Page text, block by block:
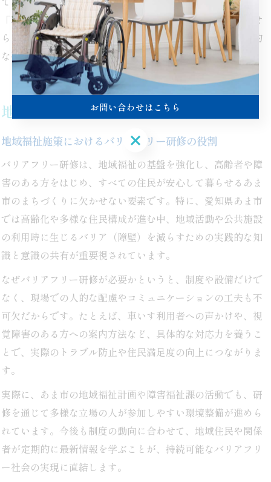
「現場で役立つ知識が身についた」といった評価が多く寄せ
られています。現場での迅速な対応力を高めるため、定期的
な研修参加をおすすめします。
地域福祉における研修の最新動向報告
地域福祉施策におけるバリアフリー研修の役割
バリアフリー研修は、地域福祉の基盤を強化し、高齢者や障
害のある方をはじめ、すべての住民が安心して暮らせるあま
市のまちづくりに欠かせない要素です。特に、愛知県あま市
では高齢化や多様な住民構成が進む中、地域活動や公共施設
の利用時に生じるバリア（障壁）を減らすための実践的な知
識と意識の共有が重要視されています。
なぜバリアフリー研修が必要かというと、制度や設備だけで
なく、現場での人的な配慮やコミュニケーションの工夫も不
可欠だからです。たとえば、車いす利用者への声かけや、視
覚障害のある方への案内方法など、具体的な対応力を養うこ
とで、実際のトラブル防止や住民満足度の向上につながりま
す。
実際に、あま市の地域福祉計画や障害福祉課の活動でも、研
修を通じて多様な立場の人が参加しやすい環境整備が進めら
れています。今後も制度の動向に合わせて、地域住民や関係
者が定期的に最新情報を学ぶことが、持続可能なバリアフリ
ー社会の実現に直結します。
お問い合わせはこちら
お問い合わせはこちら